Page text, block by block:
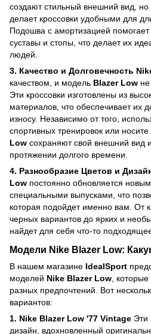
создают стильный внешний вид, но
делает кроссовки удобными для
Подошва с амортизацией помогает
суставы и стопы, что делает их
людей.
3. Качество и Долговечность
качеством, и модель Blazer Low
Эти кроссовки изготовлены из
материалов, что обеспечивает их
износу. Независимо от того,
спортивных тренировок или носите
Low сохраняют свой внешний вид
протяжении долгого времени.
4. Разнообразие Цветов и
Low постоянно обновляется
специальными выпусками, что
которая подойдет именно вам. От
черных вариантов до ярких и
найдет для себя что-то
Модели Nike Blazer Low:
В нашем магазине IdealSport
моделей Nike Blazer Low ,
разных предпочтений. Вот
вариантов:
1. Nike Blazer Low '77 Vintage Эти
дизайн, вдохновленный